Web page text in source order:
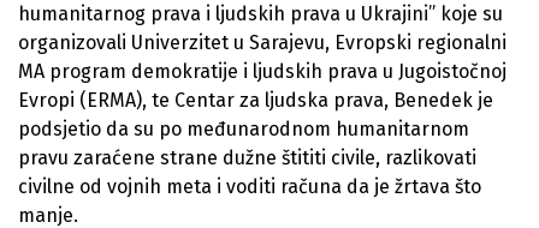
humanitarnog prava i ljudskih prava u Ukrajini” koje su
organizovali Univerzitet u Sarajevu, Evropski regionalni
MA program demokratije i ljudskih prava u Jugoistočnoj
Evropi (ERMA), te Centar za ljudska prava, Benedek je
podsjetio da su po međunarodnom humanitarnom
pravu zaraćene strane dužne štititi civile, razlikovati
civilne od vojnih meta i voditi računa da je žrtava što
manje.